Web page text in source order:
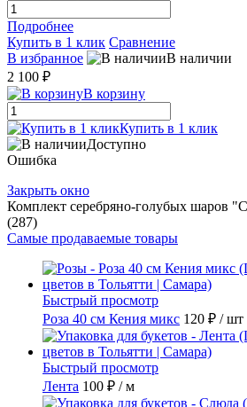
Подробнее
Купить в 1 клик Сравнение
В избранное
В наличии
2 100 ₽
В корзину
Купить в 1 клик
Доступно
Ошибка
Закрыть окно
Комплект серебряно-голубых шаров
(287)
Самые продаваемые товары
Быстрый просмотр
Роза 40 см Кения микс 120 ₽ / шт
Быстрый просмотр
Лента 100 ₽ / м